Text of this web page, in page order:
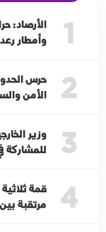
1
الأرصاد:
وأمطار
2
حرس
الأمن
3
وزير
للمشاركة
4
قمة
مرتقبة